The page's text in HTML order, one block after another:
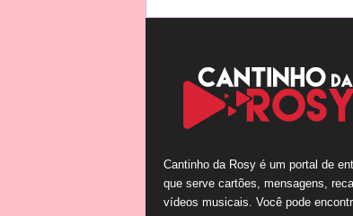
Cantinho da Rosy é um portal de
que serve cartões, mensagens,
vídeos musicais. Você pode